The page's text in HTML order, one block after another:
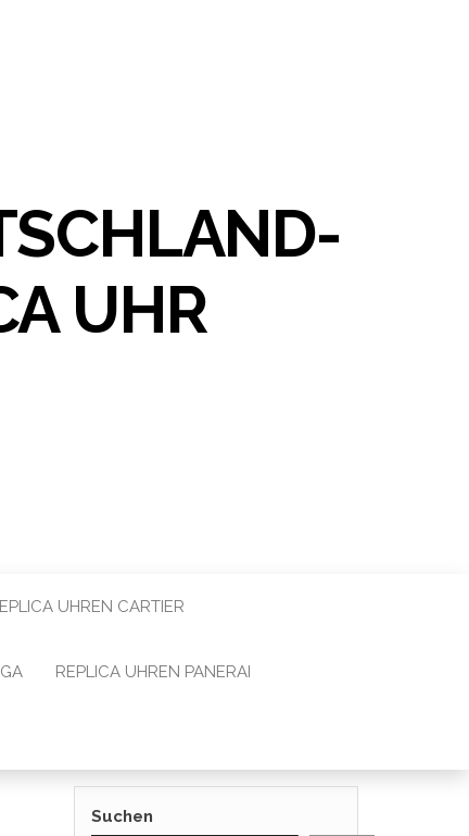
UHR
UHREN CARTIER
REPLICA UHREN PANERAI
Suchen